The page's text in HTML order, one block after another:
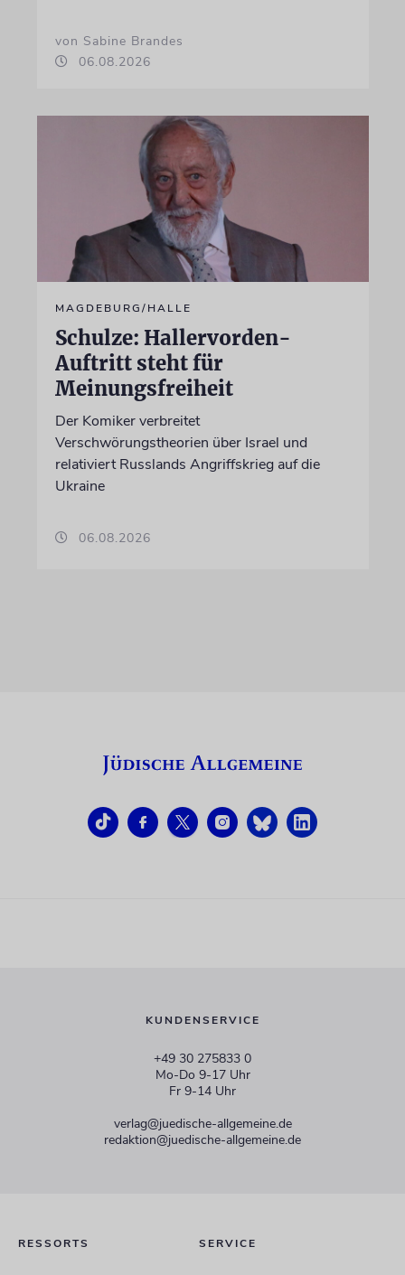
von Sabine Brandes
06.08.2026
MAGDEBURG/HALLE
Schulze: Hallervorden-
Auftritt steht für
Meinungsfreiheit
Der Komiker verbreitet
Verschwörungstheorien über Israel und
relativiert Russlands Angriffskrieg auf die
Ukraine
06.08.2026
KUNDENSERVICE
+49 30 275833 0
Mo-Do 9-17 Uhr
Fr 9-14 Uhr
verlag@juedische-allgemeine.de
redaktion@juedische-allgemeine.de
RESSORTS SERVICE